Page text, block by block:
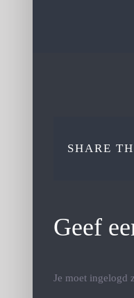
SHARE
Geef
Je moet ingelogd